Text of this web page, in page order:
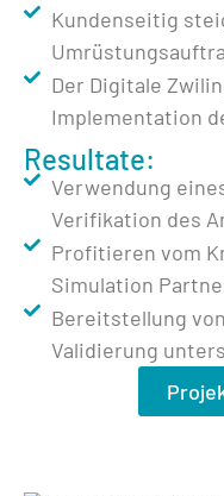
Kundenseitig
Der Digitale
Implementation
Resultate:
Verwendung
Verifikation des
Profitieren vom
Simulation
Bereitstellung
Validierung